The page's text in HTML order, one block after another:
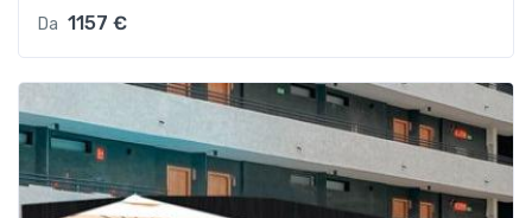
Da 1157 €